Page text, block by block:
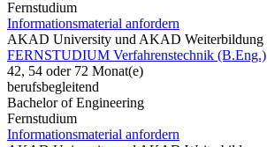
Fernstudium
Informationsmaterial anfordern
AKAD University und AKAD Weiterbildung
FERNSTUDIUM Verfahrenstechnik (B.Eng.)
42, 54 oder 72 Monat(e)
berufsbegleitend
Bachelor of Engineering
Fernstudium
Informationsmaterial anfordern